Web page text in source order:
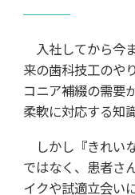
入社してから今
来の歯科技工のや
コニア補綴の需要
柔軟に対応する知
しかし『きれい
ではなく、患者さ
イクや試適立会い